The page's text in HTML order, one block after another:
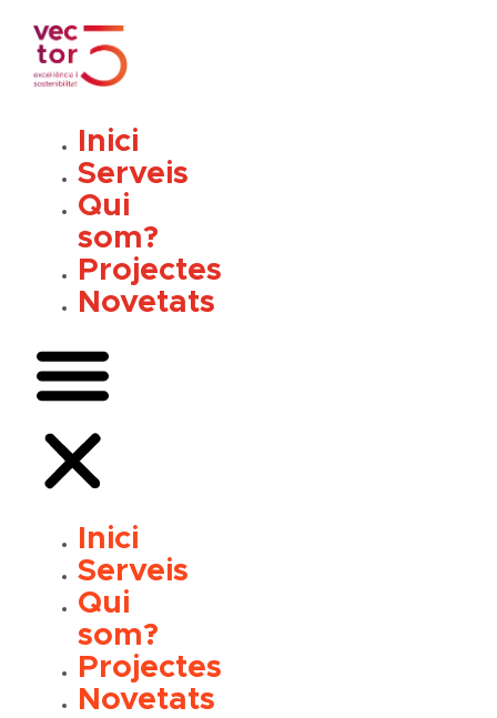
contingut
Inici
Serveis
Qui
som?
Projectes
Novetats
Inici
Serveis
Qui
som?
Projectes
Novetats